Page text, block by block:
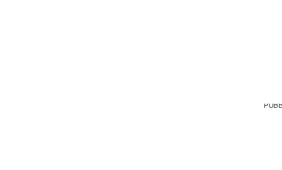
La stessa cosa, però, vale
Sophie: il suo fidanzato non